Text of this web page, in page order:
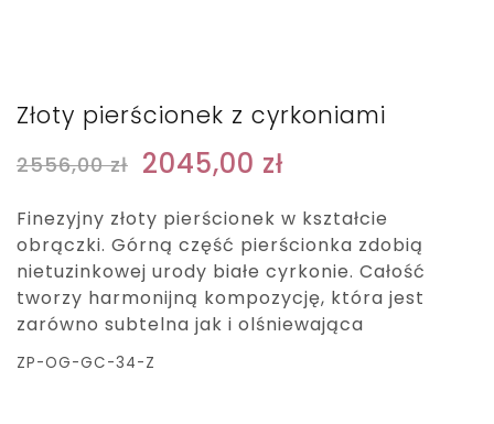
Złoty pierścionek z cyrkoniami
2556,00zł 2045,00 zł
Finezyjny złoty pierścionek w kształcie
obrączki. Górną część pierścionka zdobią
nietuzinkowej urody białe cyrkonie. Całość
tworzy harmonijną kompozycję, która jest
zarówno subtelna jak i olśniewająca
ZP-OG-GC-34-Z